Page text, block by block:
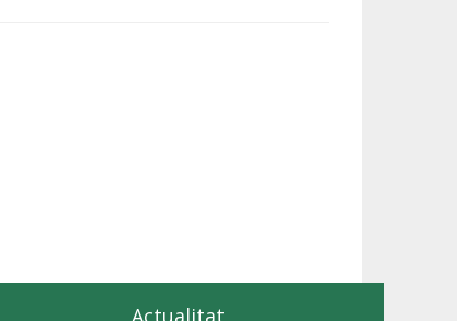
Actualitat